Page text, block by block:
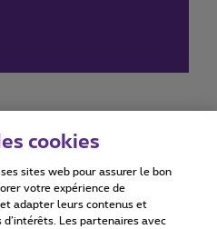
Accessibility statement
cookies
sites web pour assurer le bon
votre expérience de
adapter leurs contenus et
Les partenaires avec